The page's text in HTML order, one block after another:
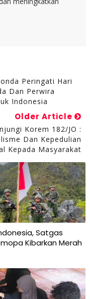
Peringati Hari
Dan Perwira
Indonesia
Older Article
Korem 182/JO :
Dan Kepedulian
Kepada Masyarakat
Satgas
Kibarkan Merah